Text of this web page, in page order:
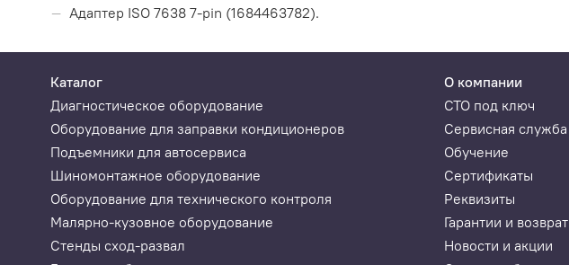
Адаптер ISO 7638 7-pin (1684463782).
Каталог
Диагностическое оборудование
Оборудование для заправки кондиционеров
Подъемники для автосервиса
Шиномонтажное оборудование
Оборудование для технического контроля
Малярно-кузовное оборудование
Стенды сход-развал
О компании
СТО под ключ
Сервисная служба
Обучение
Сертификаты
Реквизиты
Гарантии и возврат
Новости и акции